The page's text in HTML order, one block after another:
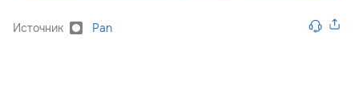
Источник Pan